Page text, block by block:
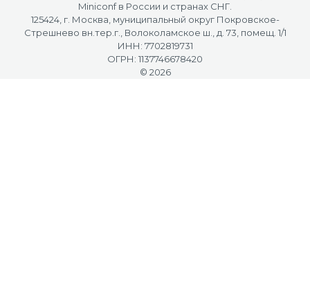
Miniconf в России и странах СНГ.
125424, г. Москва, муниципальный округ Покровское-
Стрешнево вн.тер.г., Волоколамское ш., д. 73, помещ. 1/1
ИНН: 7702819731
ОГРН: 1137746678420
© 2026